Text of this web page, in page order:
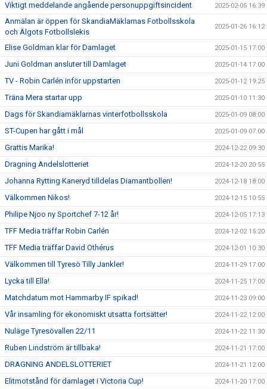
Viktigt meddelande angående personuppgiftsincident 2025-02-05 16:39
Anmälan är öppen för SkandiaMäklarnas Fotbollsskola
och Älgots Fotbollslekis
2025-01-26 16:12
Elise Goldman klar för Damlaget 2025-01-15 17:00
Juni Goldman ansluter till Damlaget 2025-01-14 17:00
TV - Robin Carlén inför uppstarten 2025-01-12 19:25
Träna Mera startar upp 2025-01-10 11:30
Dags för Skandiamäklarnas vinterfotbollsskola 2025-01-09 08:00
ST-Cupen har gått i mål 2025-01-09 07:00
Grattis Marika! 2024-12-22 09:30
Dragning Andelslotteriet 2024-12-20 20:55
Johanna Rytting Kaneryd tilldelas Diamantbollen! 2024-12-18 18:00
Välkommen Nikos! 2024-12-15 10:55
Philipe Njoo ny Sportchef 7-12 år! 2024-12-05 17:13
TFF Media träffar Robin Carlén 2024-12-02 15:20
TFF Media träffar David Othérus 2024-12-01 10:30
Välkommen till Tyresö Tilly Jankler! 2024-11-29 17:00
Lycka till Ella! 2024-11-25 17:00
Matchdatum mot Hammarby IF spikad! 2024-11-23 09:00
Vår insamling för ekonomiskt utsatta fortsätter! 2024-11-22 12:00
Nuläge Tyresövallen 22/11 2024-11-22 11:30
Ruben Lindström är tillbaka! 2024-11-21 17:00
DRAGNING ANDELSLOTTERIET 2024-11-21 12:00
Elitmotstånd för damlaget i Victoria Cup! 2024-11-20 17:00